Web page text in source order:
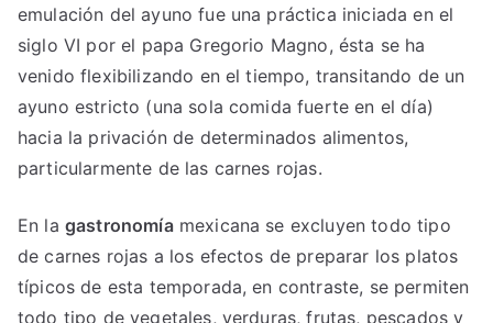
emulación del ayuno fue una práctica iniciada en el
siglo VI por el papa Gregorio Magno, ésta se ha
venido flexibilizando en el tiempo, transitando de un
ayuno estricto (una sola comida fuerte en el día)
hacia la privación de determinados alimentos,
particularmente de las carnes rojas.
En la gastronomíamexicana se excluyen todo tipo
de carnes rojas a los efectos de preparar los platos
típicos de esta temporada, en contraste, se permiten
todo tipo de vegetales, verduras, frutas, pescados y